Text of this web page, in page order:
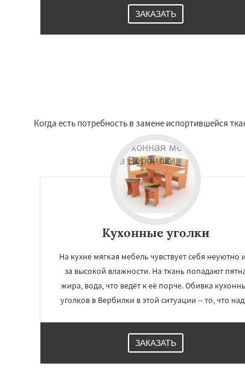
ЗАКАЗАТЬ
Когда есть потребность в замене испортившейся
Кухонные уголки
На кухне мягкая мебель чувствует себя неуютно
за высокой влажности. На ткань попадают
жира, вода, что ведёт к её порче. Обивка
уголков в Вербилки в этой ситуации -- то, что
ЗАКАЗАТЬ